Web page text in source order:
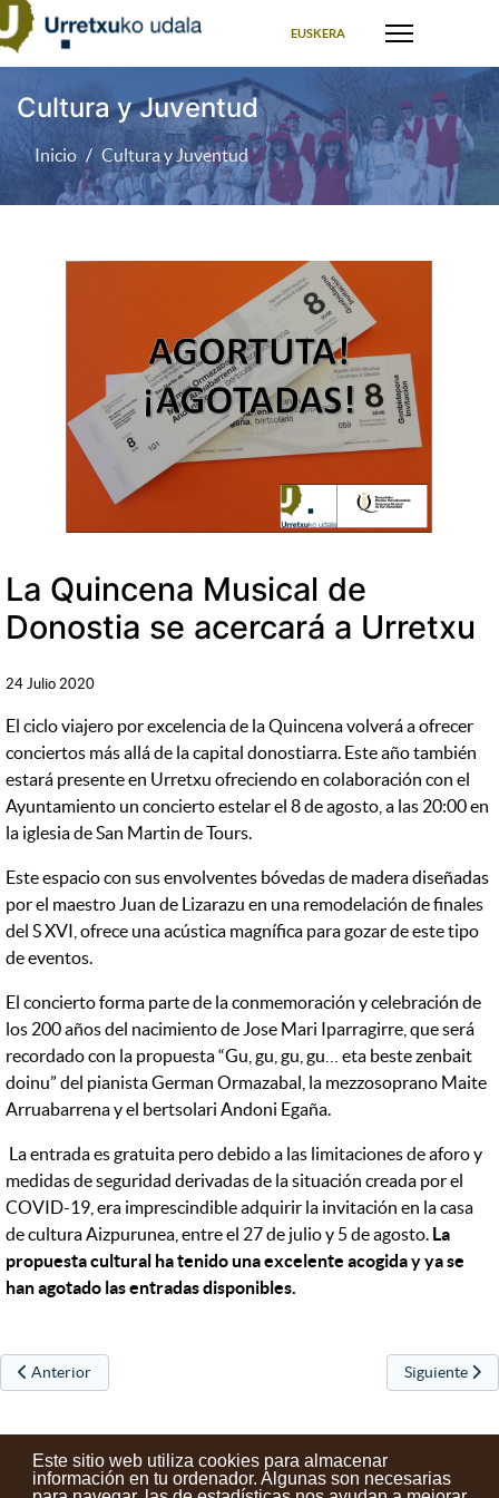
Este sitio web utiliza cookies para almacenar
información en tu ordenador. Algunas son necesarias
EUSKERA
Cultura y Juventud
Inicio Cultura y Juventud
La Quincena Musical de
Donostia se acercará a Urretxu
24 Julio 2020
El ciclo viajero por excelencia de la Quincena volverá a ofrecer
conciertos más allá de la capital donostiarra. Este año también
estará presente en Urretxu ofreciendo en colaboración con el
Ayuntamiento un concierto estelar el 8 de agosto, a las 20:00 en
la iglesia de San Martin de Tours.
Este espacio con sus envolventes bóvedas de madera diseñadas
por el maestro Juan de Lizarazu en una remodelación de finales
del S XVI, ofrece una acústica magnífica para gozar de este tipo
de eventos.
El concierto forma parte de la conmemoración y celebración de
los 200 años del nacimiento de Jose Mari Iparragirre, que será
recordado con la propuesta “Gu, gu, gu, gu… eta beste zenbait
doinu” del pianista German Ormazabal, la mezzosoprano Maite
Arruabarrena y el bertsolari Andoni Egaña.
La entrada es gratuita pero debido a las limitaciones de aforo y
medidas de seguridad derivadas de la situación creada por el
COVID-19, era imprescindible adquirir la invitación en la casa
de cultura Aizpurunea, entre el 27 de julio y 5 de agosto. La
propuesta cultural ha tenido una excelente acogida y ya se
han agotado las entradas disponibles.
Artículo anterior: Termina la Euskal Encounter 28
Anterior Artículo
Siguiente